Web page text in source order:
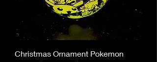
Christmas Ornament Pokemon